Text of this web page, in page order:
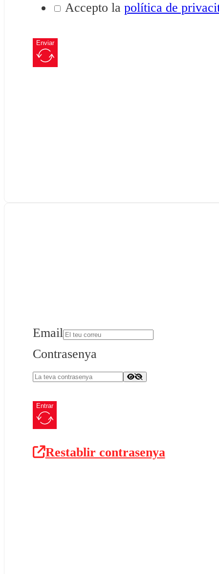
Accepto la política de
Enviar
Email
Contrasenya
Entrar
Restablir contrasenya